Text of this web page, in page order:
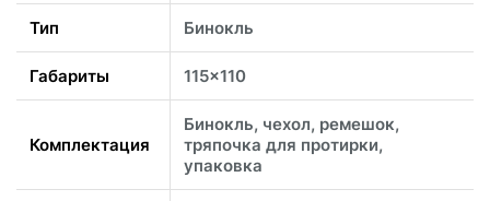
Тип Бинокль
Габариты 115x110
Комплектация
Бинокль, чехол, ремешок,
тряпочка для протирки,
упаковка